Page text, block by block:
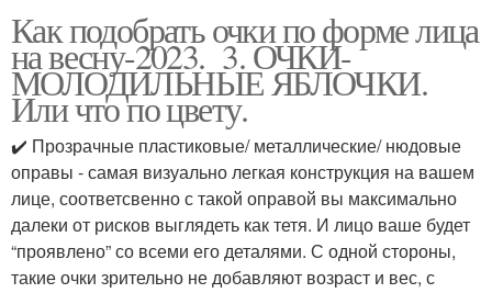
Как подобрать очки по форме лица
на весну-2023. 3. ОЧКИ-
МОЛОДИЛЬНЫЕ ЯБЛОЧКИ.
Или что по цвету.
✔️ Прозрачные пластиковые/ металлические/ нюдовые
оправы - самая визуально легкая конструкция на вашем
лице, соответсвенно с такой оправой вы максимально
далеки от рисков выглядеть как тетя. И лицо ваше будет
“проявлено” со всеми его деталями. С одной стороны,
такие очки зрительно не добавляют возраст и вес, с